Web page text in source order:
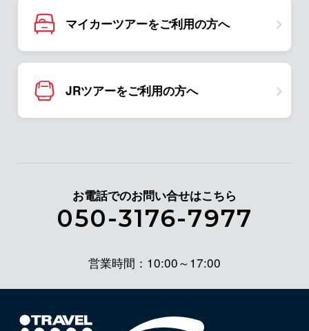
マイカーツアーをご利用の方へ
JRツアーをご利用の方へ
お電話でのお問い合せはこちら
050-3176-7977
営業時間：10:00～17:00